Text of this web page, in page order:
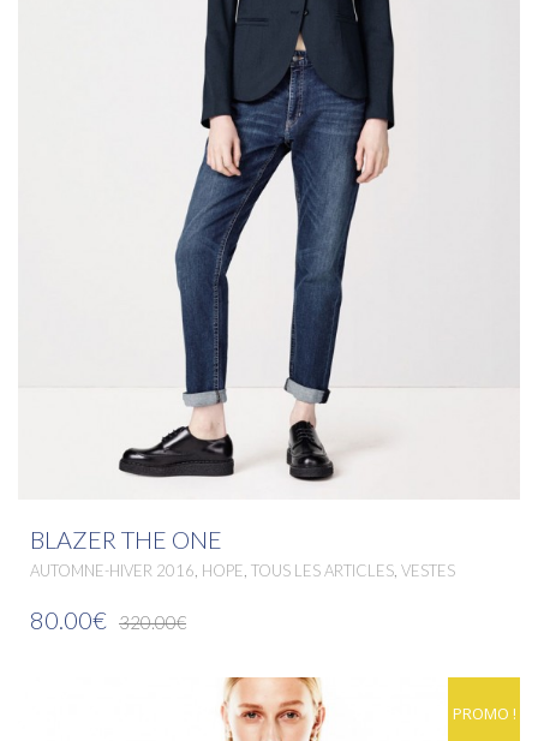
BLAZER THE ONE
AUTOMNE-HIVER 2016 HOPE TOUS LES ARTICLES VESTES
320.00€
80.00€
PROMO !